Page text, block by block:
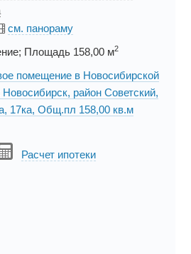
см. панораму
Площадь 158,00 м2
помещение в Новосибирской
район Советский,
17ка, Общ.пл 158,00 кв.м
Расчет ипотеки